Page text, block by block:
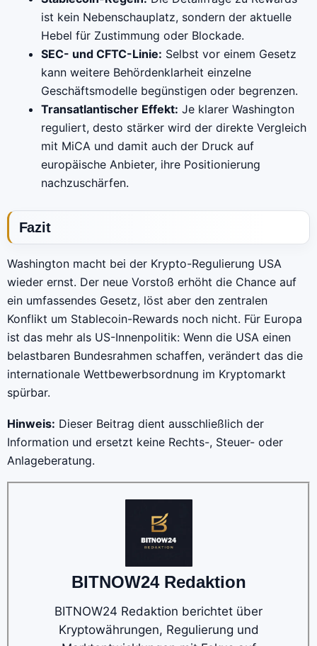
ist kein Nebenschauplatz, sondern der aktuelle
Hebel für Zustimmung oder Blockade.
SEC- und CFTC-Linie: Selbst vor einem Gesetz
kann weitere Behördenklarheit einzelne
Geschäftsmodelle begünstigen oder begrenzen.
Transatlantischer Effekt: Je klarer Washington
reguliert, desto stärker wird der direkte Vergleich
mit MiCA und damit auch der Druck auf
europäische Anbieter, ihre Positionierung
nachzuschärfen.
Fazit
Washington macht bei der Krypto-Regulierung USA
wieder ernst. Der neue Vorstoß erhöht die Chance auf
ein umfassendes Gesetz, löst aber den zentralen
Konflikt um Stablecoin-Rewards noch nicht. Für Europa
ist das mehr als US-Innenpolitik: Wenn die USA einen
belastbaren Bundesrahmen schaffen, verändert das die
internationale Wettbewerbsordnung im Kryptomarkt
spürbar.
Hinweis: Dieser Beitrag dient ausschließlich der
Information und ersetzt keine Rechts-, Steuer- oder
Anlageberatung.
BITNOW24 Redaktion
BITNOW24 Redaktion berichtet über
Kryptowährungen, Regulierung und